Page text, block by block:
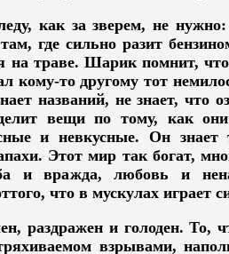
как за зверем, не
где сильно разит
на траве. Шарик помнит, что
кому-то другому тот
названий, не знает, что
вещи по тому, как
и невкусные. Он знает
Этот мир так богат,
и вражда, любовь и
что в мускулах играет
раздражен и голоден. То,
взрывами,